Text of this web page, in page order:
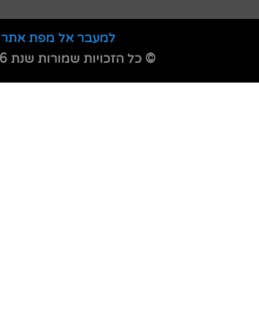
למעבר אל מפת אתר
© כל הזכויות שמורות שנת 2026 ©